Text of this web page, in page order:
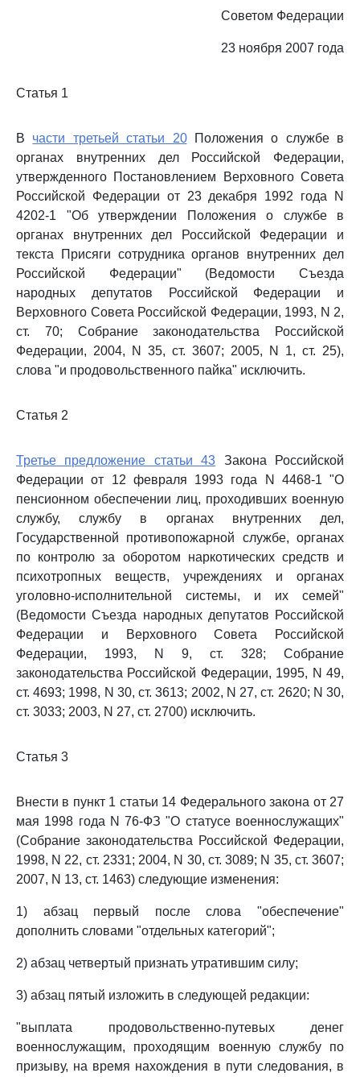
Советом Федерации
23 ноября 2007 года
Статья 1
В части третьей статьи 20Положения о службе в
органах внутренних дел Российской Федерации,
утвержденного Постановлением Верховного Совета
Российской Федерации от 23 декабря 1992 года N
4202-1 "Об утверждении Положения о службе в
органах внутренних дел Российской Федерации и
текста Присяги сотрудника органов внутренних дел
Российской Федерации" (Ведомости Съезда
народных депутатов Российской Федерации и
Верховного Совета Российской Федерации, 1993, N 2,
ст. 70; Собрание законодательства Российской
Федерации, 2004, N 35, ст. 3607; 2005, N 1, ст. 25),
слова "и продовольственного пайка" исключить.
Статья 2
Третье предложение статьи 43 Закона Российской
Федерации от 12 февраля 1993 года N 4468-1 "О
пенсионном обеспечении лиц, проходивших военную
службу, службу в органах внутренних дел,
Государственной противопожарной службе, органах
по контролю за оборотом наркотических средств и
психотропных веществ, учреждениях и органах
уголовно-исполнительной системы, и их семей"
(Ведомости Съезда народных депутатов Российской
Федерации и Верховного Совета Российской
Федерации, 1993, N 9, ст. 328; Собрание
законодательства Российской Федерации, 1995, N 49,
ст. 4693; 1998, N 30, ст. 3613; 2002, N 27, ст. 2620; N 30,
ст. 3033; 2003, N 27, ст. 2700) исключить.
Статья 3
Внести в пункт 1 статьи 14 Федерального закона от 27
мая 1998 года N 76-ФЗ "О статусе военнослужащих"
(Собрание законодательства Российской Федерации,
1998, N 22, ст. 2331; 2004, N 30, ст. 3089; N 35, ст. 3607;
2007, N 13, ст. 1463) следующие изменения:
1) абзац первый после слова "обеспечение"
дополнить словами "отдельных категорий";
2) абзац четвертый признать утратившим силу;
3) абзац пятый изложить в следующей редакции:
"выплата продовольственно-путевых денег
военнослужащим, проходящим военную службу по
призыву, на время нахождения в пути следования, в